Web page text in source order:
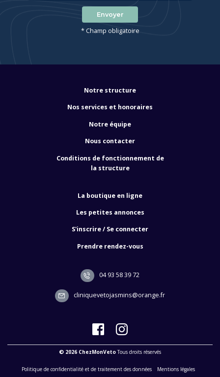
Envoyer
* Champ obligatoire
Notre structure
Nos services et honoraires
Notre équipe
Nous contacter
Conditions de fonctionnement de
la structure
La boutique en ligne
Les petites annonces
S'inscrire / Se connecter
Prendre rendez-vous
04 93 58 39 72
cliniquevetojasmins@orange.fr
© 2026 ChezMonVetoTous droits réservés
Politique de confidentialité et de traitement des données
Mentions légales